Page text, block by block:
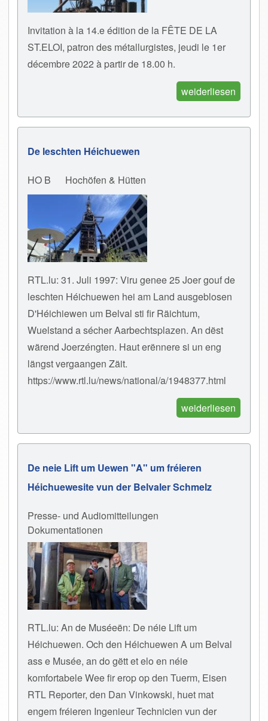
Invitation à la 14.e édition de la FÊTE DE LA
ST.ELOI, patron des métallurgistes, jeudi le 1er
décembre 2022 à partir de 18.00 h.
weiderliesen
De leschten Héichuewen
HO B Hochöfen & Hütten
RTL.lu: 31. Juli 1997: Viru genee 25 Joer gouf de
leschten Héichuewen hei am Land ausgeblosen
D'Héichiewen um Belval sti fir Räichtum,
Wuelstand a sécher Aarbechtsplazen. An dëst
wärend Joerzéngten. Haut erënnere si un eng
längst vergaangen Zäit.
https://www.rtl.lu/news/national/a/1948377.html
weiderliesen
De neie Lift um Uewen "A" um fréieren
Héichuewesite vun der Belvaler Schmelz
Presse- und Audiomitteilungen
Dokumentationen
RTL.lu: An de Muséeën: De néie Lift um
Héichuewen. Och den Héichuewen A um Belval
ass e Musée, an do gëtt et elo en néie
komfortabele Wee fir erop op den Tuerm, Eisen
RTL Reporter, den Dan Vinkowski, huet mat
engem fréieren Ingenieur Technicien vun der